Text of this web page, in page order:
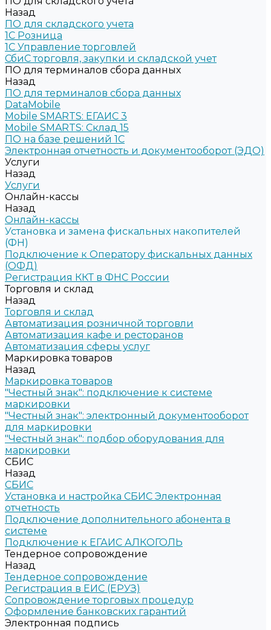
Назад
ПО для складского учета
1C Розница
1С Управление торговлей
СбиС торговля, закупки и складской учет
ПО для терминалов сбора данных
Назад
ПО для терминалов сбора данных
DataMobile
Mobile SMARTS: ЕГАИС 3
Mobile SMARTS: Склад 15
ПО на базе решений 1С
Электронная отчетность и документооборот (ЭДО)
Услуги
Назад
Услуги
Онлайн-кассы
Назад
Онлайн-кассы
Установка и замена фискальных накопителей
(ФН)
Подключение к Оператору фискальных данных
(ОФД)
Регистрация ККТ в ФНС России
Торговля и склад
Назад
Торговля и склад
Автоматизация розничной торговли
Автоматизация кафе и ресторанов
Автоматизация сферы услуг
Маркировка товаров
Назад
Маркировка товаров
"Честный знак": подключение к системе
маркировки
"Честный знак": электронный документооборот
для маркировки
"Честный знак": подбор оборудования для
маркировки
СБИС
Назад
СБИС
Установка и настройка СБИС Электронная
отчетность
Подключение дополнительного абонента в
системе
Подключение к ЕГАИС АЛКОГОЛЬ
Тендерное сопровождение
Назад
Тендерное сопровождение
Регистрация в ЕИС (ЕРУЗ)
Сопровождение торговых процедур
Оформление банковских гарантий
Электронная подпись